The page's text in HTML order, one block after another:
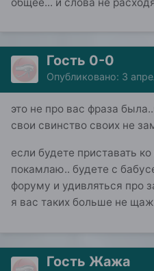
общее... и слова не
Гость 0-0
Опубликовано: 3
это не про вас фраза
свои свинство своих не
если будете приставать
покамлаю.. будете с
форуму и удивляться про
я вас таких больше не
Гость Жажа